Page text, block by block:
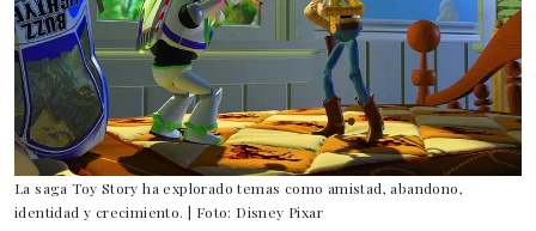
La saga Toy Story ha explorado temas como amistad, abandono,
identidad y crecimiento. | Foto: Disney Pixar